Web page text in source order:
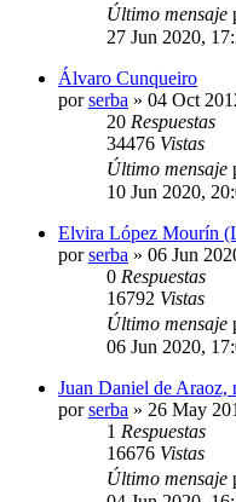
Último mensaje
27 Jun 2020,
Álvaro Cunqueiro
porserba » 04 Oct
20 Respuestas
34476 Vistas
Último mensaje
10 Jun 2020,
Elvira López Mourín
porserba » 06 Jun
0 Respuestas
16792 Vistas
Último mensaje
06 Jun 2020,
Juan Daniel de
porserba » 26 May
1 Respuestas
16676 Vistas
Último mensaje